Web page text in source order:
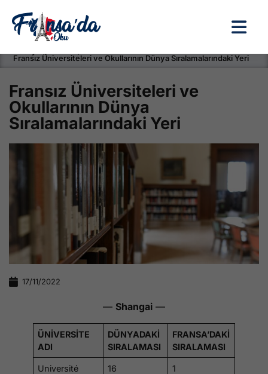
Fransız Üniversiteleri ve Okullarının Dünya Sıralamalarındaki Yeri
Fransız Üniversiteleri ve
Okullarının Dünya
Sıralamalarındaki Yeri
17/11/2022
— Shangai —
ÜNİVERSİTE
ADI
DÜNYADAKİ
SIRALAMASI
FRANSA’DAKİ
SIRALAMASI
Université
16 1